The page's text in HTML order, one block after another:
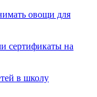
овощи для
сертификаты на
в школу